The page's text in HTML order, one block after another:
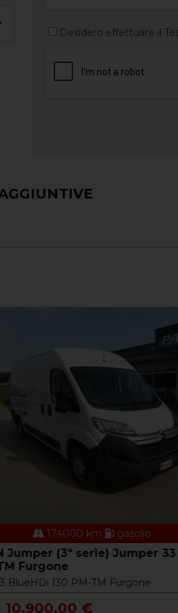
Desidero effettuare il
km gasolio
serie) Jumper 33 BlueHDi
PM-TM Furgone
€